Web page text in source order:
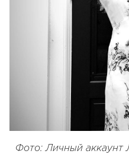
Фото: Личный аккаунт